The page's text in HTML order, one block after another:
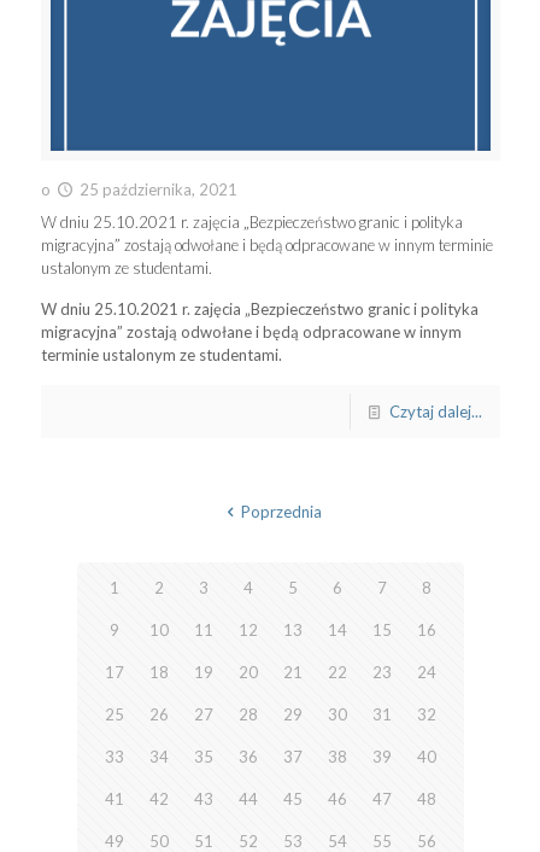
o
25 października, 2021
W dniu 25.10.2021 r. zajęcia „Bezpieczeństwo granic i polityka
migracyjna” zostają odwołane i będą odpracowane w innym terminie
ustalonym ze studentami.
W dniu 25.10.2021 r. zajęcia „Bezpieczeństwo granic i polityka
migracyjna” zostają odwołane i będą odpracowane w innym
terminie ustalonym ze studentami.
Czytaj dalej...
Poprzednia
1 2 3 4 5 6 7 8
9 10 11 12 13 14 15 16
17 18 19 20 21 22 23 24
25 26 27 28 29 30 31 32
33 34 35 36 37 38 39 40
41 42 43 44 45 46 47 48
49 50 51 52 53 54 55 56